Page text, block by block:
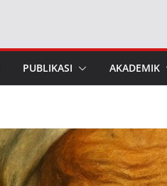
PUBLIKASI AKADEMIK